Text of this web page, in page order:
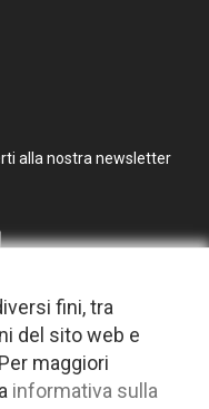
alla nostra newsletter
i diritti riservati |Privacy
fini, tra
del sito web e
maggiori
informativa sulla